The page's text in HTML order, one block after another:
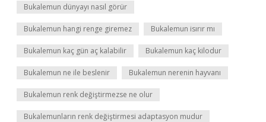
Bukalemun dünyayı nasıl görür
Bukalemun hangi renge giremez Bukalemun isırır mı
Bukalemun kaç gün aç kalabilir Bukalemun kaç kilodur
Bukalemun ne ile beslenir Bukalemun nerenin hayvanı
Bukalemun renk değiştirmezse ne olur
Bukalemunların renk değiştirmesi adaptasyon mudur